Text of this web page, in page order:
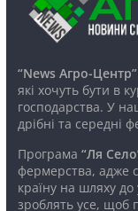
“News Агро-Центр”
які хочуть бути в
господарства. У
дрібні та середні
Програма “Ля
фермерства, адже
країну на шляху
зроблять усе, щоб